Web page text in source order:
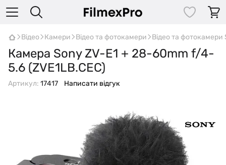
Відео Камери Відео та фотокамери Відео та фотокамери
Камера Sony ZV-E1 + 28-60mm f/4-
5.6 (ZVE1LB.CEC)
Артикул: 17417 Написати відгук